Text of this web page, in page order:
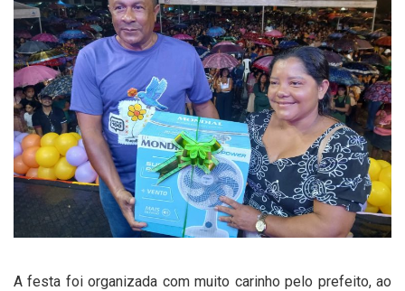
A festa foi organizada com muito carinho pelo prefeito, ao